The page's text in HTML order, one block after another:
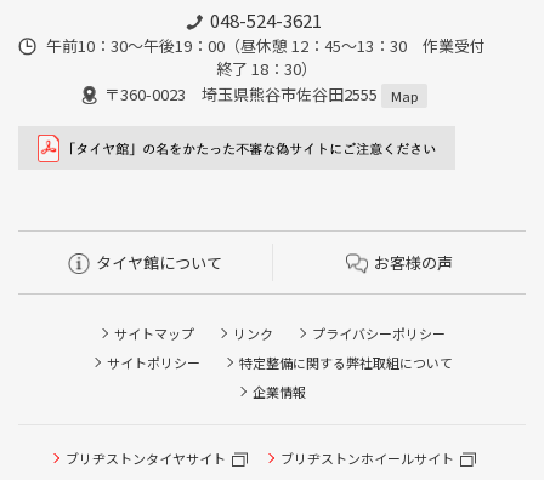
048-524-3621
午前10：30～午後19：00（昼休憩 12：45～13：30 作業受付
終了 18：30）
〒360-0023 埼玉県熊谷市佐谷田2555
Map
タイヤ館について お客様の声
サイトマップ リンク
プライバシーポリシー
サイトポリシー
特定整備に関する弊社取組について
企業情報
ブリヂストンタイヤサイト
ブリヂストンホイールサイト
タイヤ点検・安全点検/タイヤ履き替え/オイル交換/その他